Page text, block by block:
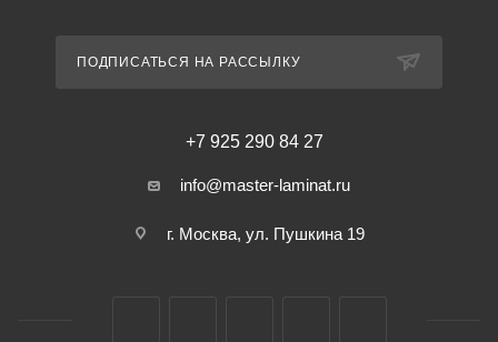
ПОДПИСАТЬСЯ НА РАССЫЛКУ
+7 925 290 84 27
info@master-laminat.ru
г. Москва, ул. Пушкина 19